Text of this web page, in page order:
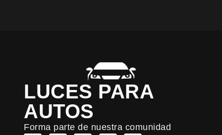
LUCES PARA
AUTOS
Forma parte de nuestra comunidad